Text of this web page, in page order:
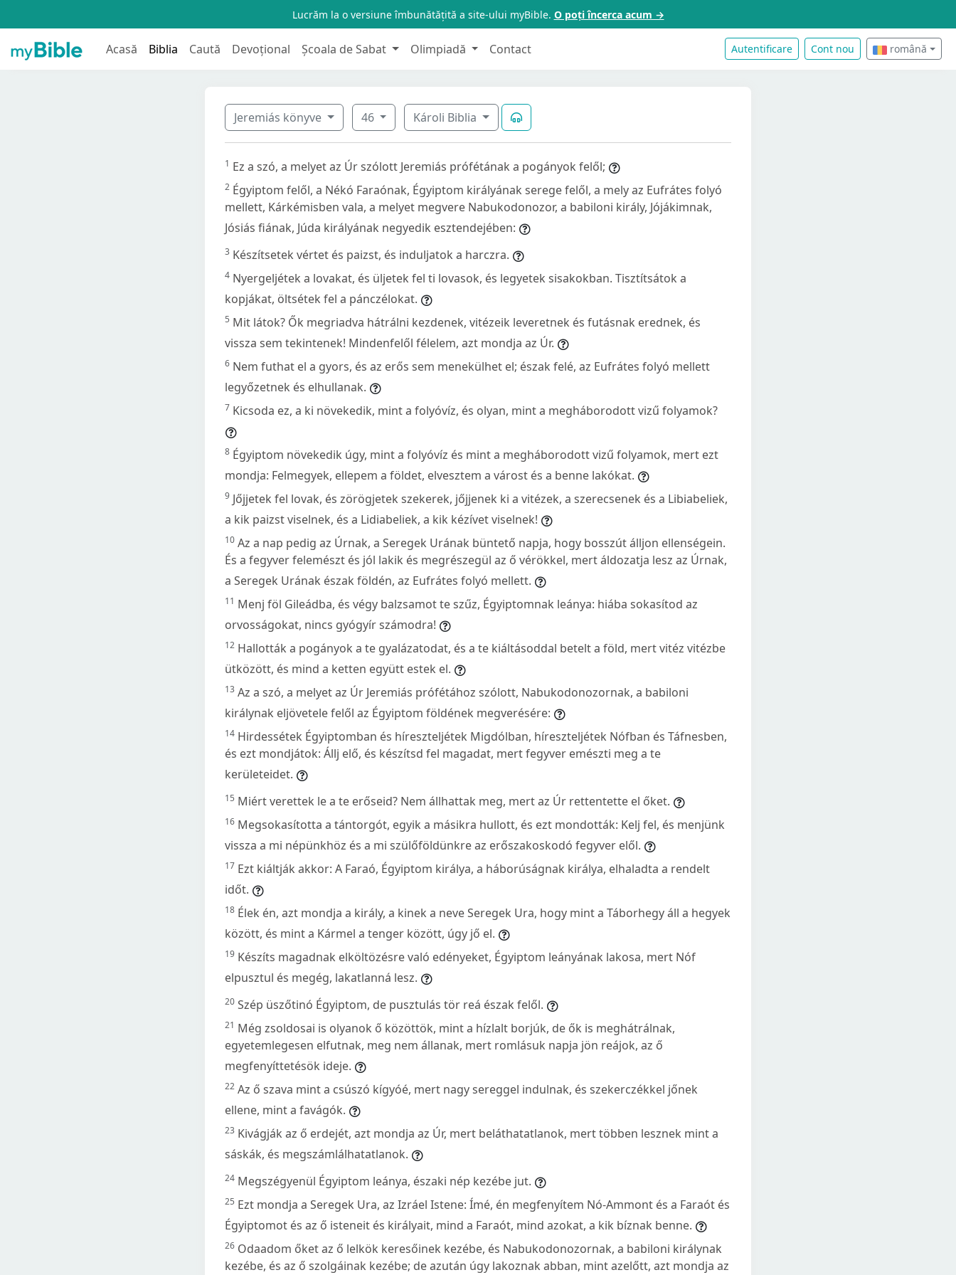
Lucrăm la o versiune îmbunătățită a site-ului myBible. O poți încerca acum →
Acasă Biblia Caută Devoțional Școala de Sabat Olimpiadă Contact Autentificare Cont nou română
Jeremiás könyve 46 Károli Biblia
1 Ez a szó, a melyet az Úr szólott Jeremiás prófétának a pogányok felől;
2 Égyiptom felől, a Nékó Faraónak, Égyiptom királyának serege felől, a mely az Eufrátes folyó
mellett, Kárkémisben vala, a melyet megvere Nabukodonozor, a babiloni király, Jójákimnak,
Jósiás fiának, Júda királyának negyedik esztendejében:
3 Készítsetek vértet és paizst, és induljatok a harczra.
4 Nyergeljétek a lovakat, és üljetek fel ti lovasok, és legyetek sisakokban. Tisztítsátok a
kopjákat, öltsétek fel a pánczélokat.
5 Mit látok? Ők megriadva hátrálni kezdenek, vitézeik leveretnek és futásnak erednek, és
vissza sem tekintenek! Mindenfelől félelem, azt mondja az Úr.
6 Nem futhat el a gyors, és az erős sem menekülhet el; észak felé, az Eufrátes folyó mellett
legyőzetnek és elhullanak.
7 Kicsoda ez, a ki növekedik, mint a folyóvíz, és olyan, mint a megháborodott vizű folyamok?
8 Égyiptom növekedik úgy, mint a folyóvíz és mint a megháborodott vizű folyamok, mert ezt
mondja: Felmegyek, ellepem a földet, elvesztem a várost és a benne lakókat.
9 Jőjjetek fel lovak, és zörögjetek szekerek, jőjjenek ki a vitézek, a szerecsenek és a Libiabeliek,
a kik paizst viselnek, és a Lidiabeliek, a kik kézívet viselnek!
10 Az a nap pedig az Úrnak, a Seregek Urának büntető napja, hogy bosszút álljon ellenségein.
És a fegyver felemészt és jól lakik és megrészegül az ő vérökkel, mert áldozatja lesz az Úrnak,
a Seregek Urának észak földén, az Eufrátes folyó mellett.
11 Menj föl Gileádba, és végy balzsamot te szűz, Égyiptomnak leánya: hiába sokasítod az
orvosságokat, nincs gyógyír számodra!
12 Hallották a pogányok a te gyalázatodat, és a te kiáltásoddal betelt a föld, mert vitéz vitézbe
ütközött, és mind a ketten együtt estek el.
13 Az a szó, a melyet az Úr Jeremiás prófétához szólott, Nabukodonozornak, a babiloni
királynak eljövetele felől az Égyiptom földének megverésére:
14 Hirdessétek Égyiptomban és híreszteljétek Migdólban, híreszteljétek Nófban és Táfnesben,
és ezt mondjátok: Állj elő, és készítsd fel magadat, mert fegyver emészti meg a te
kerületeidet.
15 Miért verettek le a te erőseid? Nem állhattak meg, mert az Úr rettentette el őket.
16 Megsokasította a tántorgót, egyik a másikra hullott, és ezt mondották: Kelj fel, és menjünk
vissza a mi népünkhöz és a mi szülőföldünkre az erőszakoskodó fegyver elől.
17 Ezt kiáltják akkor: A Faraó, Égyiptom királya, a háborúságnak királya, elhaladta a rendelt
időt.
18 Élek én, azt mondja a király, a kinek a neve Seregek Ura, hogy mint a Táborhegy áll a hegyek
között, és mint a Kármel a tenger között, úgy jő el.
19 Készíts magadnak elköltözésre való edényeket, Égyiptom leányának lakosa, mert Nóf
elpusztul és megég, lakatlanná lesz.
20 Szép üszőtinó Égyiptom, de pusztulás tör reá észak felől.
21 Még zsoldosai is olyanok ő közöttök, mint a hízlalt borjúk, de ők is meghátrálnak,
egyetemlegesen elfutnak, meg nem állanak, mert romlásuk napja jön reájok, az ő
megfenyíttetésök ideje.
22 Az ő szava mint a csúszó kígyóé, mert nagy sereggel indulnak, és szekerczékkel jőnek
ellene, mint a favágók.
23 Kivágják az ő erdejét, azt mondja az Úr, mert beláthatatlanok, mert többen lesznek mint a
sáskák, és megszámlálhatatlanok.
24 Megszégyenül Égyiptom leánya, északi nép kezébe jut.
25 Ezt mondja a Seregek Ura, az Izráel Istene: Ímé, én megfenyítem Nó-Ammont és a Faraót és
Égyiptomot és az ő isteneit és királyait, mind a Faraót, mind azokat, a kik bíznak benne.
26 Odaadom őket az ő lelkök keresőinek kezébe, és Nabukodonozornak, a babiloni királynak
kezébe, és az ő szolgáinak kezébe; de azután úgy lakoznak abban, mint azelőtt, azt mondja az